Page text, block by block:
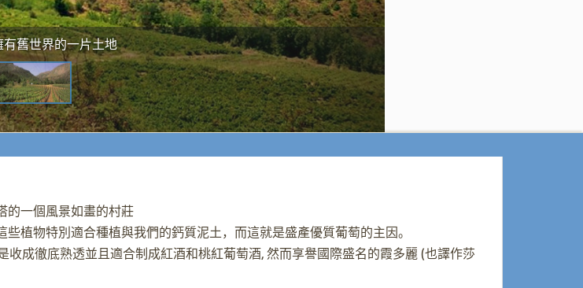
有舊世界的一片土地
的一個風景如畫的村莊
植物特別適合種植與我們的鈣質泥土，而這就是盛產優質葡萄的主因。
成徹底熟透並且適合制成紅酒和桃紅葡萄酒, 然而享譽國際盛名的霞多麗 (也譯作莎